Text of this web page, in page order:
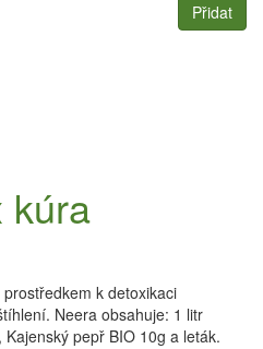
Přidat
kúra
k detoxikaci
Neera obsahuje: 1 litr
pepř BIO 10g a leták.